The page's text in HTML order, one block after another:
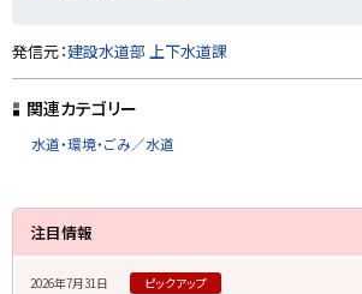
ト
ッ
プ
発信元：建設水道部 上下水道課
関連カテゴリー
水道・環境・ごみ／水道
サ
イ
注目情報
2026年7月31日 ピックアップ